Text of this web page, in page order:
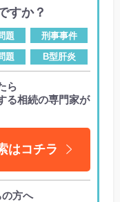
すか？
題 刑事事件
題 B型肝炎
ら
る相続の専門家が
はコチラ
方へ